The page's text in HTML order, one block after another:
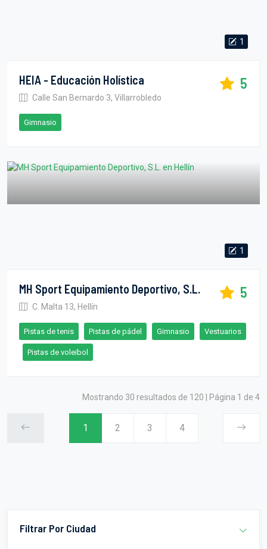
Filtrar Por Ciudad
1
HEIA - Educación Holística
Calle San Bernardo 3, Villarrobledo
5
Gimnasio
1
MH Sport Equipamiento Deportivo, S.L.
C. Malta 13, Hellín
5
Pistas de tenis Pistas de pádel Gimnasio Vestuarios
Pistas de voleibol
Mostrando 30 resultados de 120 | Página 1 de 4
1 2 3 4